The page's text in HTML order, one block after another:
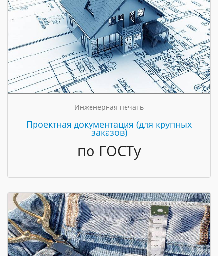
Инженерная печать
Проектная документация (для крупных
заказов)
по ГОСТу